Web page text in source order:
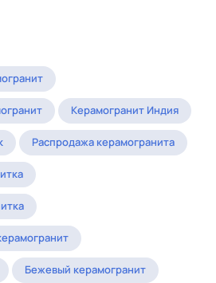
Керамогранит Индия
Распродажа керамогранита
Бежевый керамогранит